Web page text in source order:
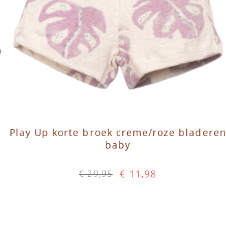
Play Up korte broek creme/roze bladeren
baby
€ 11,98
€ 29,95